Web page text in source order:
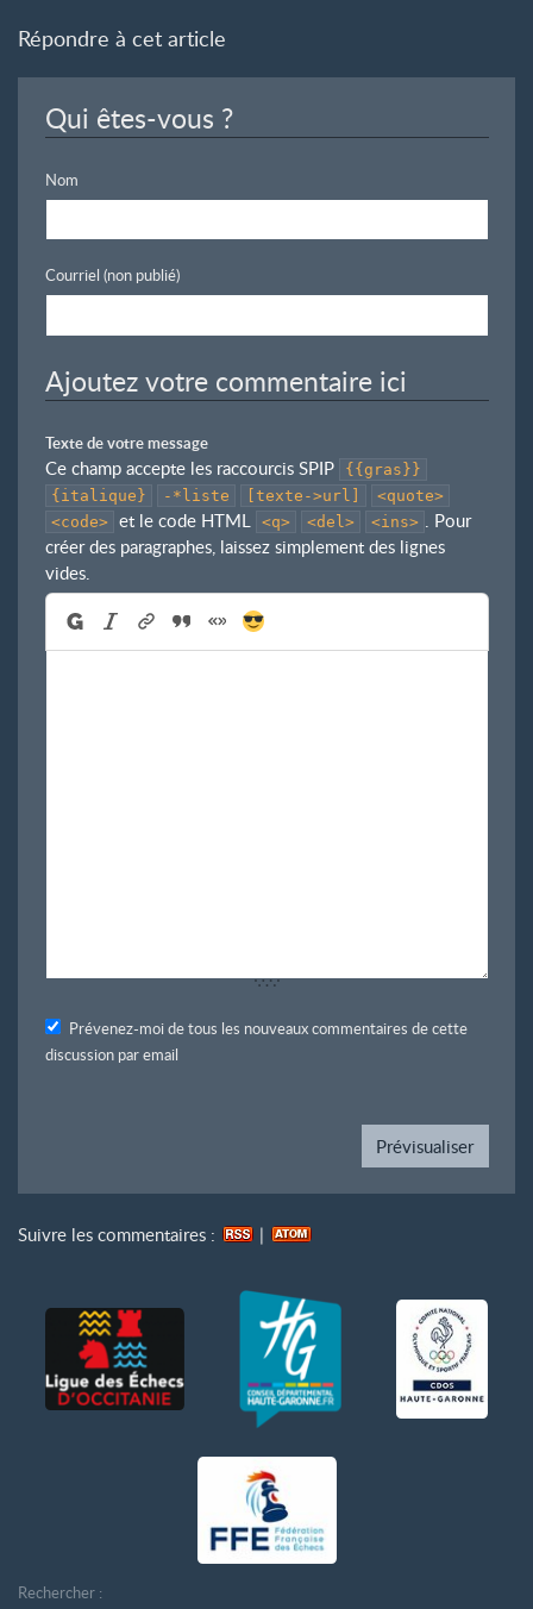
Répondre à cet article
Qui êtes-vous ?
Nom
Courriel (non publié)
Ajoutez votre commentaire ici
Texte de votre message
Ce champ accepte les raccourcis SPIP
{{gras}}
{italique}
-*liste [texte->url]
<quote>
<code>
et le code HTML <q> <del> <ins>
. Pour
créer des paragraphes, laissez simplement des lignes
vides.
Prévenez-moi de tous les nouveaux commentaires de cette
discussion par email
Suivre les commentaires : |
Rechercher :